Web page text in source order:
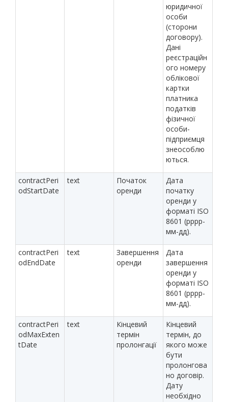
юридичної
особи
(сторони
договору).
Дані
реєстраційн
ого номеру
облікової
картки
платника
податків
фізичної
особи-
підприємця
знеособлю
ються.
contractPeri
odStartDate
text
Початок
оренди
Дата
початку
оренди у
форматі ISO
8601 (рррр-
мм-дд).
contractPeri
odEndDate
text
Завершення
оренди
Дата
завершення
оренди у
форматі ISO
8601 (рррр-
мм-дд).
contractPeri
odMaxExten
tDate
text
Кінцевий
термін
пролонгації
Кінцевий
термін, до
якого може
бути
пролонгова
но договір.
Дату
необхідно